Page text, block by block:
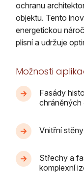
ochranu
objektu. Tento
energetickou
plísní a udržuje
Možnosti
Fasády
chráněných
Vnitřní
Střechy a
komplexní